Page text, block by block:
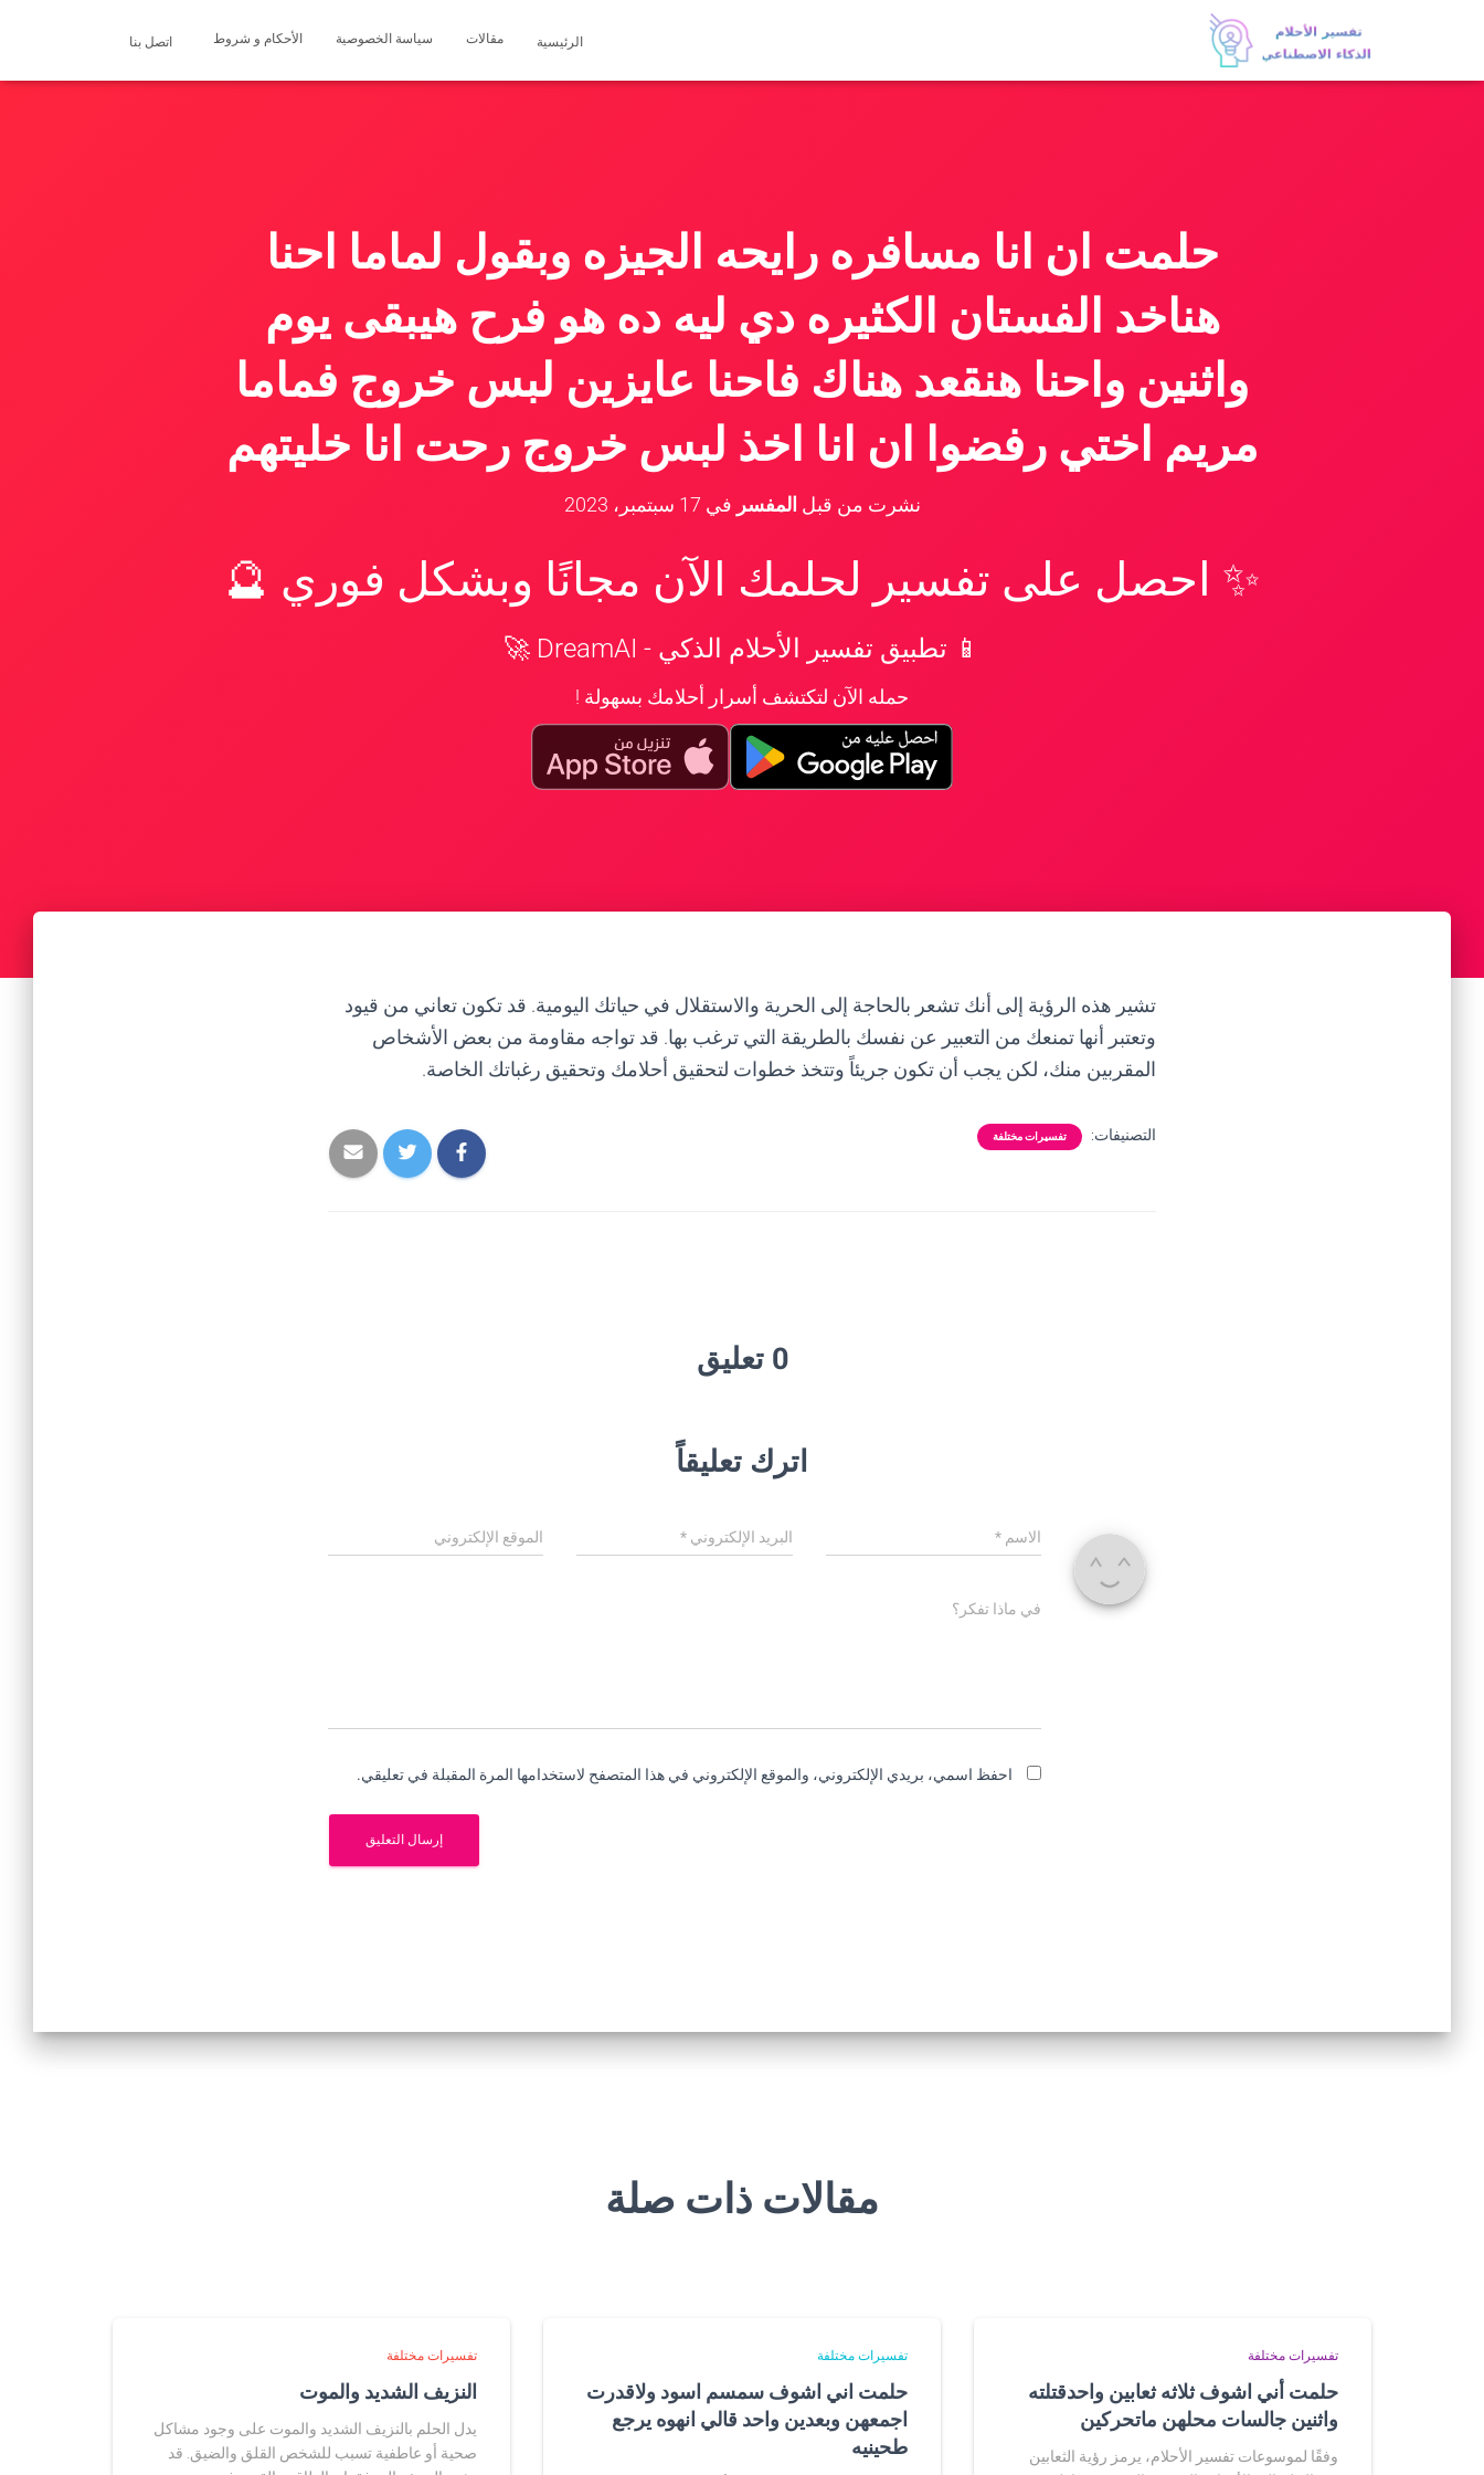
الرئيسية مقالات سياسة الخصوصية الأحكام و شروط اتصل بنا
حلمت ان انا مسافره رايحه الجيزه وبقول لماما احنا
هناخد الفستان الكثيره دي ليه ده هو فرح هيبقى يوم
واثنين واحنا هنقعد هناك فاحنا عايزين لبس خروج فماما
مريم اختي رفضوا ان انا اخذ لبس خروج رحت انا خليتهم
نشرت من قبل المفسر في 17 سبتمبر، 2023
✨ احصل على تفسير لحلمك الآن مجانًا وبشكل فوري 🔮
📱 تطبيق تفسير الأحلام الذكي - DreamAI 🚀
حمله الآن لتكتشف أسرار أحلامك بسهولة !
تشير هذه الرؤية إلى أنك تشعر بالحاجة إلى الحرية والاستقلال في حياتك اليومية. قد تكون تعاني من قيود
وتعتبر أنها تمنعك من التعبير عن نفسك بالطريقة التي ترغب بها. قد تواجه مقاومة من بعض الأشخاص
المقربين منك، لكن يجب أن تكون جريئاً وتتخذ خطوات لتحقيق أحلامك وتحقيق رغباتك الخاصة.
التصنيفات: تفسيرات مختلفة
0 تعليق
اترك تعليقاً
الاسم * البريد الإلكتروني* الموقع الإلكتروني
في ماذا تفكر؟
احفظ اسمي، بريدي الإلكتروني، والموقع الإلكتروني في هذا المتصفح لاستخدامها المرة المقبلة في تعليقي.
مقالات ذات صلة
تفسيرات مختلفة
حلمت أني اشوف ثلاثه ثعابين واحدقتلته
واثنين جالسات محلهن ماتحركين
وفقًا لموسوعات تفسير الأحلام، يرمز رؤية الثعابين
تفسيرات مختلفة
حلمت اني اشوف سمسم اسود ولاقدرت
اجمعهن وبعدين واحد قالي انهوه يرجع
طحينيه
تفسيرات مختلفة
النزيف الشديد والموت
يدل الحلم بالنزيف الشديد والموت على وجود مشاكل
صحية أو عاطفية تسبب للشخص القلق والضيق. قد